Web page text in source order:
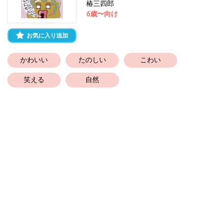
お気に入り追加
椿三四郎
6歳〜向け
かわいい たのしい こわい
笑える 自然